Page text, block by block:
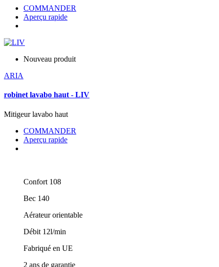
COMMANDER
Aperçu rapide
Nouveau produit
ARIA
robinet lavabo haut - LIV
Mitigeur lavabo haut
COMMANDER
Aperçu rapide
Confort 108
Bec 140
Aérateur orientable
Débit 12l/min
Fabriqué en UE
2 ans de garantie